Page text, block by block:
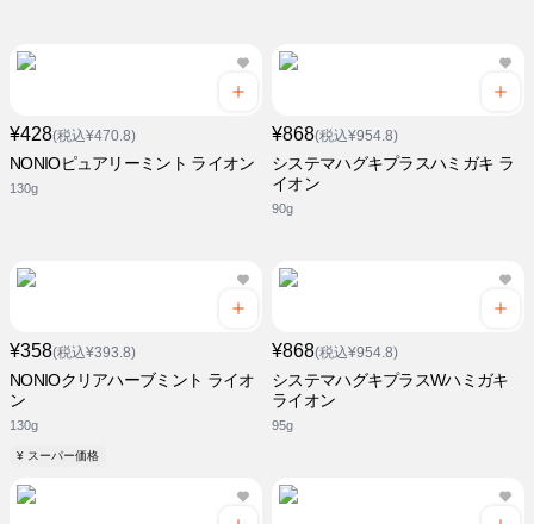
¥428(税込¥470.8)
NONIOピュアリーミント ライオン
130g
¥868(税込¥954.8)
システマハグキプラスハミガキ ラ
イオン
90g
¥358(税込¥393.8)
NONIOクリアハーブミント ライオ
ン
130g
¥ スーパー価格
¥868(税込¥954.8)
システマハグキプラスWハミガキ
ライオン
95g